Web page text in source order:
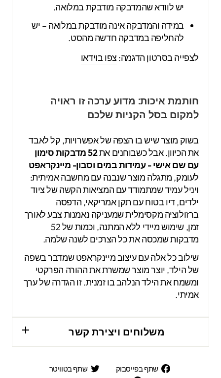
יש לוודא שהמדבקה מודבקת במלואה.
במידה והמדבקה אינה מודבקת במלואה – יש
להחליפה במדבקה חדשה מהסט.
לצפייה בסרטון הדגמה: צפו בוידאו
חותמת איכות: מדוע ערכה זו ראויה
למקום בסל הקניות שלכם
בשוק מוצר שיש בו הצפה של אפשרויות, קל לאבד
את הכיוון. אבל כשבוחנים את
52 מדבקות סימון
עם שם אישי - עמידות במים וסבון- מיינקראפט
לעומק, מתגלה מוצר שנבנה עם מחשבה אמיתית:
ויניל עמיד שמתמודד עם המציאות הקשה של ציוד
ילדים, דיו בטוח עם תקן אמריקאי, הדפסה
ברזולוציה מקסימלית שמעניקה נאמנות צבע לאורך
זמן, שימוש מיידי ללא המתנה, וכמות של 52
מדבקות שמכסה את כל הצרכים לשנה שלמה.
שילוב כל אלה עם עיצוב מיינקראפט שמדבר בשפה
של הילד, יוצר מוצר שמשרת את ההורה הפרקטי
ומשמח את הילד הנלהב בו זמנית. זו הגדרה של ערך
אמיתי.
משלוחים ויצירת קשר
שתף בפייסבוק
שתף
שתף בטוויטר